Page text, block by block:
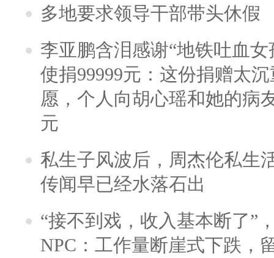
多地要求领导干部带头休假
李亚鹏含泪感谢“地铁吐血
使捐99999元：这份捐赠太
愿，个人向胡心瑶和她的病
元
私生子风波后，周杰伦私生
传闻早已经水落石出
“接不到戏，收入基本断了”
NPC：工作量断崖式下跌，